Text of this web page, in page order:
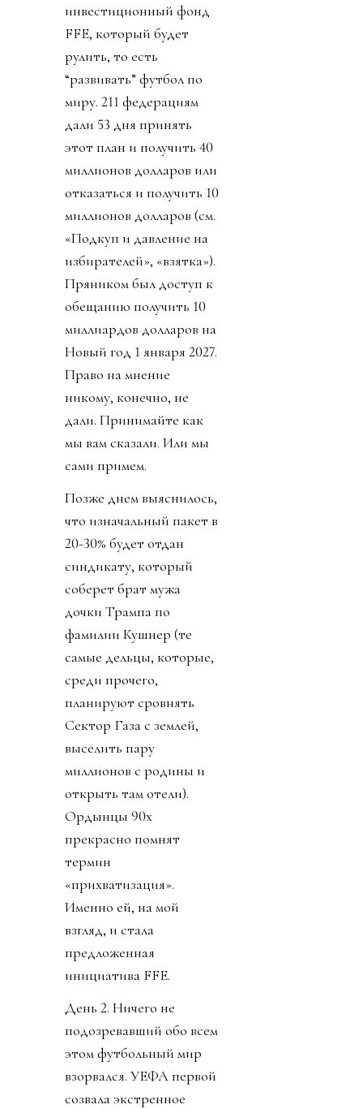
инвестиционный фонд
FFE, который будет
рулить, то есть
“развивать” футбол по
миру. 211 федерациям
дали 53 дня принять
этот план и получить 40
миллионов долларов или
отказаться и получить 10
миллионов долларов (см.
«Подкуп и давление на
избирателей», «взятка»).
Пряником был доступ к
обещанию получить 10
миллиардов долларов на
Новый год 1 января 2027.
Право на мнение
никому, конечно, не
дали. Принимайте как
мы вам сказали. Или мы
сами примем.
Позже днем выяснилось,
что изначальный пакет в
20-30% будет отдан
синдикату, который
соберет брат мужа
дочки Трампа по
фамилии Кушнер (те
самые дельцы, которые,
среди прочего,
планируют сровнять
Сектор Газа с землей,
выселить пару
миллионов с родины и
открыть там отели).
Ордынцы 90х
прекрасно помнят
термин
«прихватизация».
Именно ей, на мой
взгляд, и стала
предложенная
инициатива FFE.
День 2. Ничего не
подозревавший обо всем
этом футбольный мир
взорвался. УЕФА первой
созвала экстренное